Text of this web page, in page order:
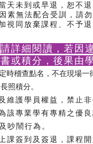
或早退，恕不退
素無法配合受訓，請勿
放棄課程、不予退
請詳細閱讀，若因
或積分，後果由
時稽查點名，不在現場一
照積分。
維護學員權益，禁止非
該專業學有專精之優
吵鬧行為。
課簽到及簽退，課程